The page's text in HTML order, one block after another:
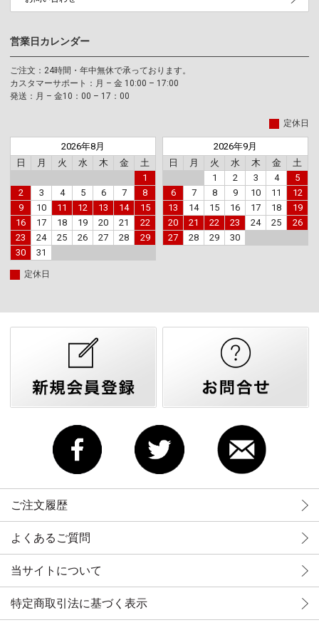
営業日カレンダー
ご注文：24時間・年中無休で承っております。
カスタマーサポート：月 – 金 10:00 – 17:00
発送：月 – 金10：00 – 17：00
定休日
2026年8月
日
月 火 水 木 金
土
1
2
3 4 5 6 7
8
9
10 11 12 13 14
15
16
17 18 19 20 21
22
23
24 25 26 27 28
29
30
31
2026年9月
日
月 火 水 木 金
土
1
2 3 4
5
6
7 8 9 10 11
12
13
14 15 16 17 18
19
20
21 22 23 24 25
26
27
28 29 30
定休日
ご注文履歴
よくあるご質問
当サイトについて
特定商取引法に基づく表示